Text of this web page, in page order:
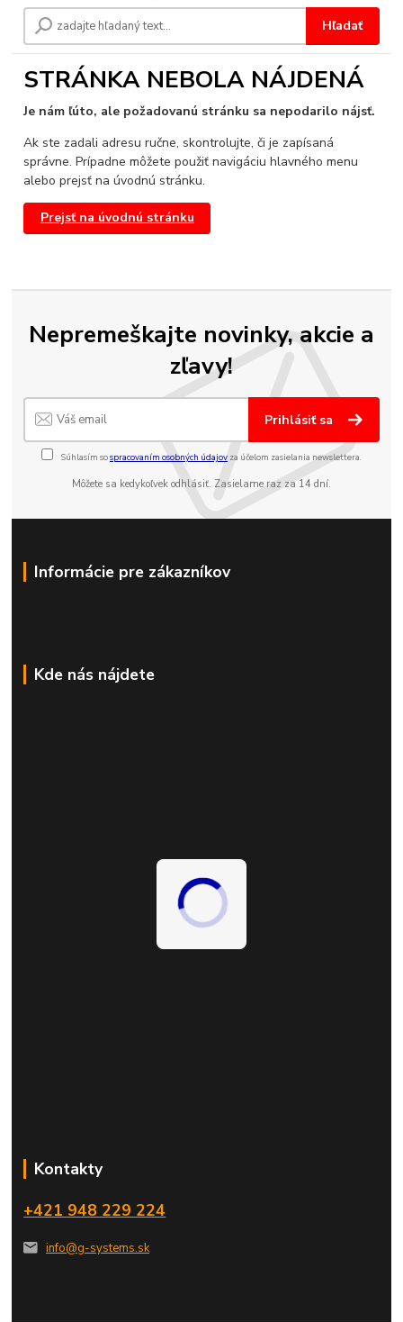
Hľadať
STRÁNKA NEBOLA NÁJDENÁ
Je nám ľúto, ale požadovanú stránku sa nepodarilo nájsť.
Ak ste zadali adresu ručne, skontrolujte, či je zapísaná
správne. Prípadne môžete použiť navigáciu hlavného menu
alebo prejsť na úvodnú stránku.
Prejsť na úvodnú stránku
Nepremeškajte novinky, akcie a
zľavy!
Prihlásiť sa
Súhlasím sospracovaním osobných údajovza účelom zasielania newslettera.
Môžete sa kedykoľvek odhlásiť. Zasielame raz za 14 dní.
Informácie pre zákazníkov
Kde nás nájdete
Kontakty
+421 948 229 224
info@g-systems.sk